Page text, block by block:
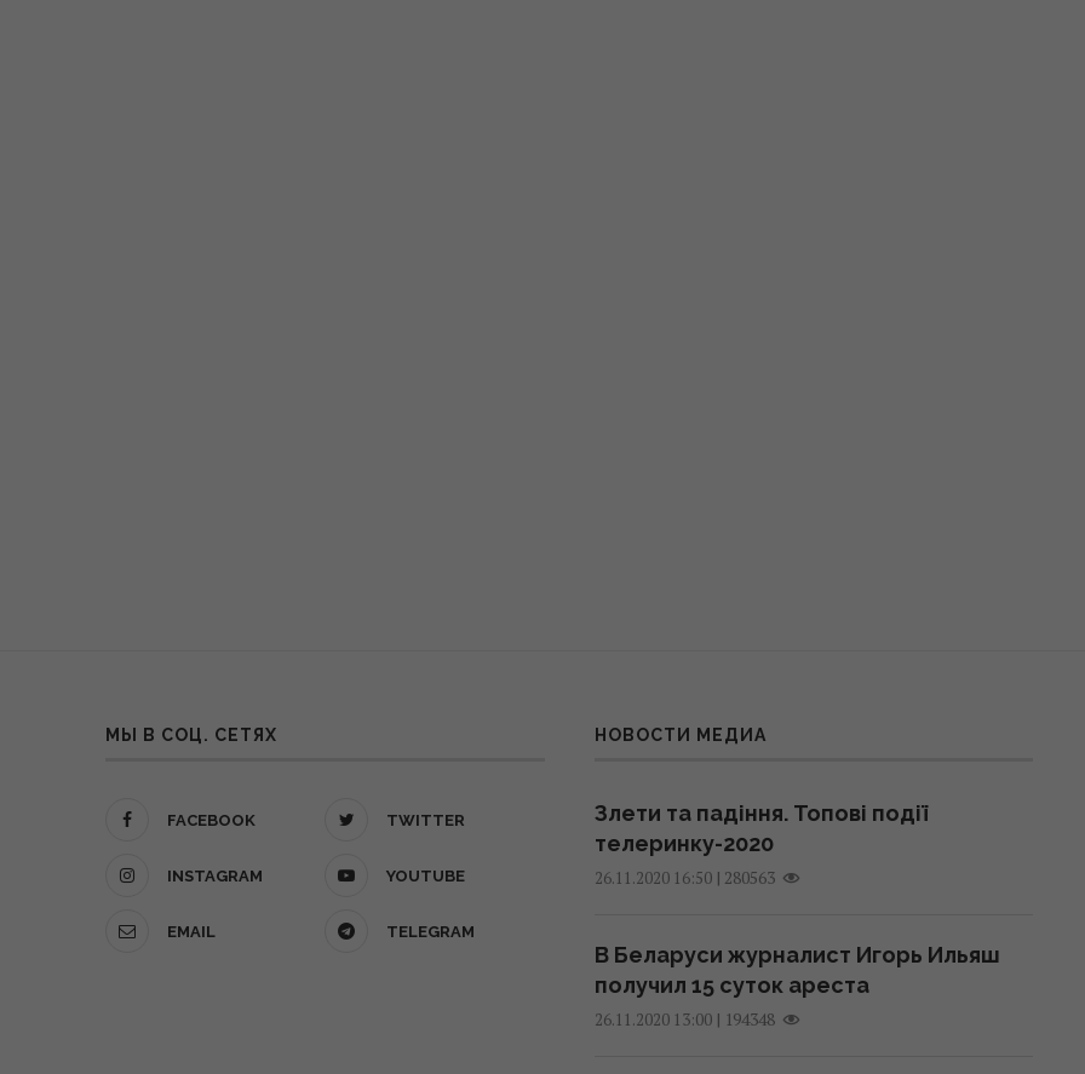
МЫ В СОЦ. СЕТЯХ
FACEBOOK TWITTER
INSTAGRAM YOUTUBE
EMAIL TELEGRAM
НОВОСТИ МЕДИА
Злети та падіння. Топові події
телеринку-2020
26.11.2020 16:50| 280563
В Беларуси журналист Игорь Ильяш
получил 15 суток ареста
26.11.2020 13:00| 194348